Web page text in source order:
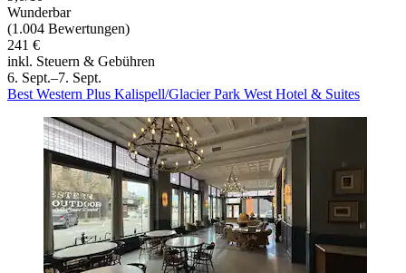
Wunderbar
(1.004 Bewertungen)
241 €
inkl. Steuern & Gebühren
6. Sept.–7. Sept.
Best Western Plus Kalispell/Glacier Park West Hotel & Suites